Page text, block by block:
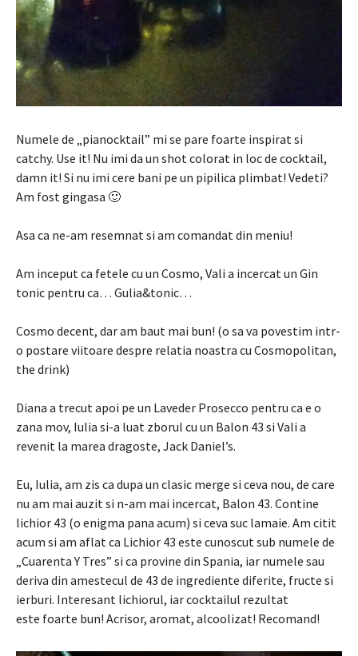
Numele de „pianocktail” mi se pare foarte inspirat si
catchy. Use it! Nu imi da un shot colorat in loc de cocktail,
damn it! Si nu imi cere bani pe un pipilica plimbat! Vedeti?
Am fost gingasa 🙂
Asa ca ne-am resemnat si am comandat din meniu!
Am inceput ca fetele cu un Cosmo, Vali a incercat un Gin
tonic pentru ca… Gulia&tonic…
Cosmo decent, dar am baut mai bun! (o sa va povestim intr-
o postare viitoare despre relatia noastra cu Cosmopolitan,
the drink)
Diana a trecut apoi pe un Laveder Prosecco pentru ca e o
zana mov, Iulia si-a luat zborul cu un Balon 43 si Vali a
revenit la marea dragoste, Jack Daniel’s.
Eu, Iulia, am zis ca dupa un clasic merge si ceva nou, de care
nu am mai auzit si n-am mai incercat, Balon 43. Contine
lichior 43 (o enigma pana acum) si ceva suc lamaie. Am citit
acum si am aflat ca Lichior 43 este cunoscut sub numele de
„Cuarenta Y Tres” si ca provine din Spania, iar numele sau
deriva din amestecul de 43 de ingrediente diferite, fructe si
ierburi. Interesant lichiorul, iar cocktailul rezultat
este foarte bun! Acrisor, aromat, alcoolizat! Recomand!